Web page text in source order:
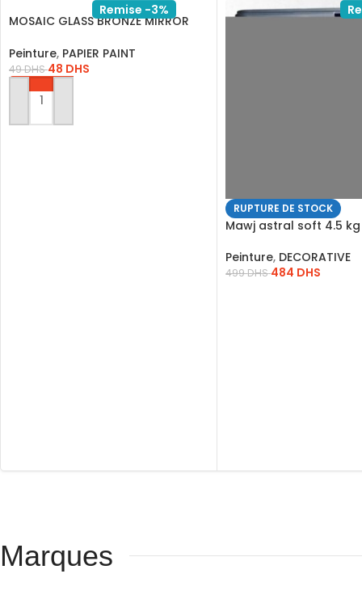
Remise -3%
MOSAIC GLASS BRONZE MIRROR
Peinture, PAPIER PAINT
49DHS 48 DHS
AJOUTER AU PANIER
RUPTURE DE STOCK
Mawj astral soft 4.5 kg
Peinture, DECORATIVE
499DHS484 DHS
Marques